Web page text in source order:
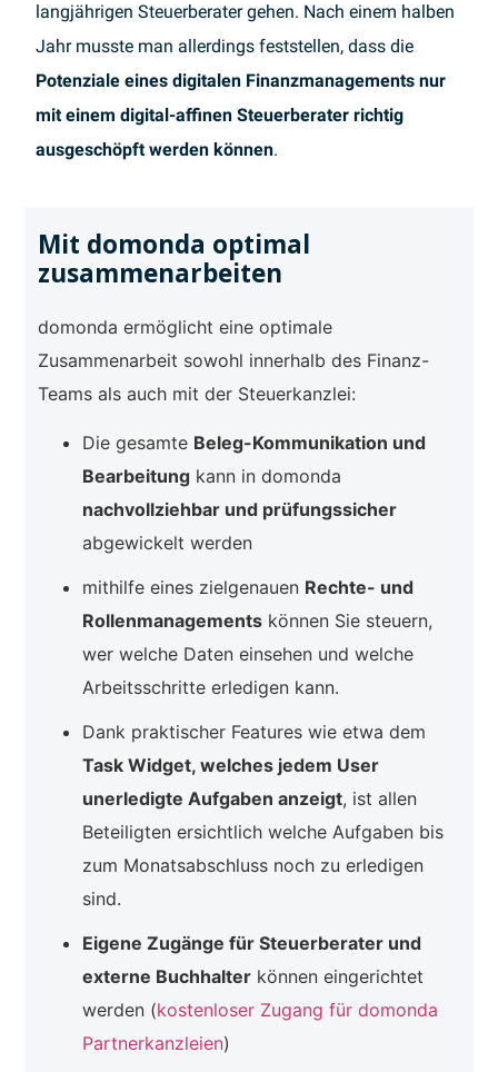
langjährigen Steuerberater gehen. Nach einem halben
Jahr musste man allerdings feststellen, dass die
Potenziale eines digitalen Finanzmanagements nur
mit einem digital-affinen Steuerberater richtig
ausgeschöpft werden können.
Mit domonda optimal
zusammenarbeiten
domonda ermöglicht eine optimale
Zusammenarbeit sowohl innerhalb des Finanz-
Teams als auch mit der Steuerkanzlei:
Die gesamte Beleg-Kommunikation und
Bearbeitung kann in domonda
nachvollziehbar und prüfungssicher
abgewickelt werden
mithilfe eines zielgenauen Rechte- und
Rollenmanagements können Sie steuern,
wer welche Daten einsehen und welche
Arbeitsschritte erledigen kann.
Dank praktischer Features wie etwa dem
Task Widget, welches jedem User
unerledigte Aufgaben anzeigt, ist allen
Beteiligten ersichtlich welche Aufgaben bis
zum Monatsabschluss noch zu erledigen
sind.
Eigene Zugänge für Steuerberater und
externe Buchhalter können eingerichtet
werden (kostenloser Zugang für domonda
Partnerkanzleien)